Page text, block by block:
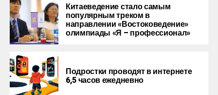
Китаеведение стало самым
популярным треком в
направлении «Востоковедение»
олимпиады «Я – профессионал»
Подростки проводят в интернете
6,5 часов ежедневно